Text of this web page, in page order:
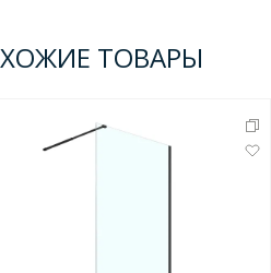
ТОВАРЫ